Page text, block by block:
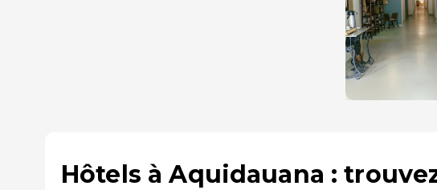
Hôtels à Aquidauana :